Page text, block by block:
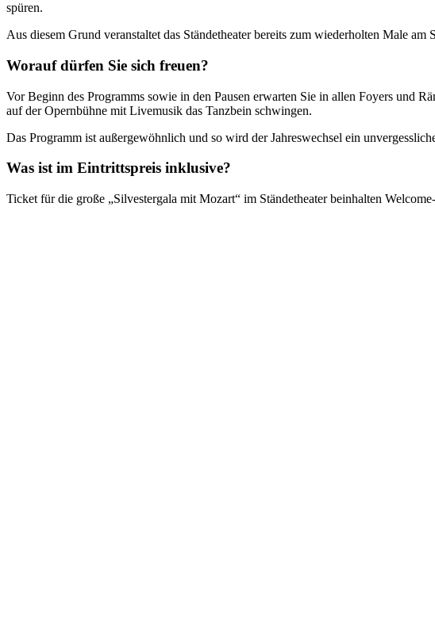
spüren.
Aus diesem Grund veranstaltet das Ständetheater bereits zum wiederholten Male
Worauf dürfen Sie sich freuen?
Vor Beginn des Programms sowie in den Pausen erwarten Sie in allen Foyers und
auf der Opernbühne mit Livemusik das Tanzbein schwingen.
Das Programm ist außergewöhnlich und so wird der Jahreswechsel ein
Was ist im Eintrittspreis inklusive?
Ticket für die große „Silvestergala mit Mozart“ im Ständetheater beinhalten